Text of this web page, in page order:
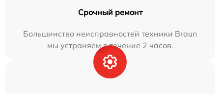
Срочный ремонт
Большинство неисправностей техники Braun
мы устраняем в течение 2 часов.